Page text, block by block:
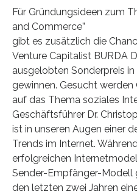
Für Gründungsideen zum
and Commerce”
gibt es zusätzlich die
Venture Capitalist BURDA
ausgelobten Sonderpreis
gewinnen. Gesucht werden
auf das Thema soziales
Geschäftsführer Dr.
ist in unseren Augen einer
Trends im Internet.
erfolgreichen
Sender-Empfänger-Modell
den letzten zwei Jahren